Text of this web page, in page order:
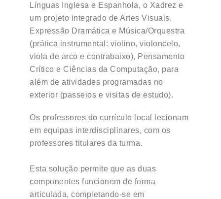
Línguas Inglesa e Espanhola, o Xadrez e
um projeto integrado de Artes Visuais,
Expressão Dramática e Música/Orquestra
(prática instrumental: violino, violoncelo,
viola de arco e contrabaixo), Pensamento
Crítico e Ciências da Computação, para
além de atividades programadas no
exterior (passeios e visitas de estudo).
Os professores do currículo local lecionam
em equipas interdisciplinares, com os
professores titulares da turma.
Esta solução permite que as duas
componentes funcionem de forma
articulada, completando-se em